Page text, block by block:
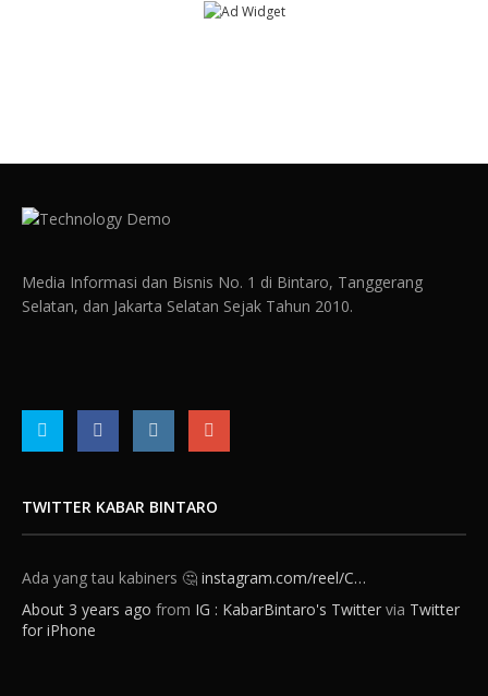
Media Informasi dan Bisnis No. 1 di Bintaro, Tanggerang
Selatan, dan Jakarta Selatan Sejak Tahun 2010.
TWITTER KABAR BINTARO
Ada yang tau kabiners 🤔instagram.com/reel/C…
About 3 years ago from IG : KabarBintaro's Twitter via Twitter
for iPhone